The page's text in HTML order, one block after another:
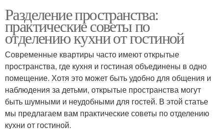
Разделение пространства:
практические советы по
отделению кухни от гостиной
Современные квартиры часто имеют открытые
пространства, где кухня и гостиная объединены в одно
помещение. Хотя это может быть удобно для общения и
наблюдения за детьми, открытые пространства могут
быть шумными и неудобными для гостей. В этой статье
мы предлагаем вам практические советы по отделению
кухни от гостиной.